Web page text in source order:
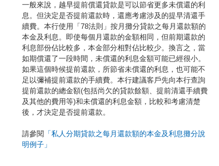
一般來說，越早提前償還貸款是可以節省更多未償還的利
息。但決定是否提前還款時，還應考慮涉及的提早清還手
續費。本行使用「78法則」按月攤分貸款之每月還款額的
本金及利息。即使每個月還款的金額相同，但前期還款的
利息部份佔比較多，本金部分相對佔比較少。換言之，當
如期償還了一段時間，未償還的利息金額可能已經很小。
如果這個時候提前還款，所節省未償還的利息，也可能不
足以彌補提前還款的手續費。本行建議客戶先向本行查詢
提前還款的總金額(包括尚欠的貸款餘額、提前清還手續費
及其他的費用等)和未償還的利息金額，比較和考慮清楚
後，才決定是否提前還款。
請參閱 「私人分期貸款之每月還款額的本金及利息攤分說
明例子」